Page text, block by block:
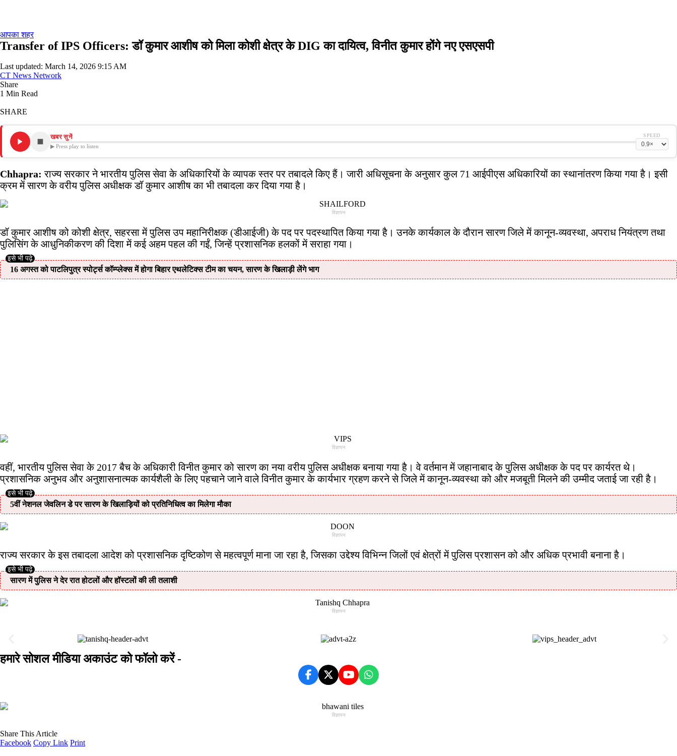
आपका शहर
Transfer of IPS Officers: डॉ कुमार आशीष को मिला कोशी क्षेत्र के DIG का दायित्व, विनीत कुमार होंगे नए एसएसपी
Last updated: March 14, 2026 9:15 AM
CT News Network
Share
1 Min Read
SHARE
खबर सुनें
▶ Press play to listen
SPEED
Chhapra:राज्य सरकार ने भारतीय पुलिस सेवा के अधिकारियों के व्यापक स्तर पर तबादले किए हैं। जारी अधिसूचना के अनुसार कुल 71 आईपीएस अधिकारियों का स्थानांतरण किया गया है। इसी
क्रम में सारण के वरीय पुलिस अधीक्षक डॉ कुमार आशीष का भी तबादला कर दिया गया है।
विज्ञापन
डॉ कुमार आशीष को कोशी क्षेत्र, सहरसा में पुलिस उप महानिरीक्षक (डीआईजी) के पद पर पदस्थापित किया गया है। उनके कार्यकाल के दौरान सारण जिले में कानून-व्यवस्था, अपराध नियंत्रण तथा
पुलिसिंग के आधुनिकीकरण की दिशा में कई अहम पहल की गईं, जिन्हें प्रशासनिक हलकों में सराहा गया।
16 अगस्त को पाटलिपुत्र स्पोर्ट्स कॉम्प्लेक्स में होगा बिहार एथलेटिक्स टीम का चयन, सारण के खिलाड़ी लेंगे भाग
विज्ञापन
वहीं, भारतीय पुलिस सेवा के 2017 बैच के अधिकारी विनीत कुमार को सारण का नया वरीय पुलिस अधीक्षक बनाया गया है। वे वर्तमान में जहानाबाद के पुलिस अधीक्षक के पद पर कार्यरत थे।
प्रशासनिक अनुभव और अनुशासनात्मक कार्यशैली के लिए पहचाने जाने वाले विनीत कुमार के कार्यभार ग्रहण करने से जिले में कानून-व्यवस्था को और मजबूती मिलने की उम्मीद जताई जा रही है।
5वीं नेशनल जेवलिन डे पर सारण के खिलाड़ियों को प्रतिनिधित्व का मिलेगा मौका
विज्ञापन
राज्य सरकार के इस तबादला आदेश को प्रशासनिक दृष्टिकोण से महत्वपूर्ण माना जा रहा है, जिसका उद्देश्य विभिन्न जिलों एवं क्षेत्रों में पुलिस प्रशासन को और अधिक प्रभावी बनाना है।
सारण में पुलिस ने देर रात होटलों और हॉस्टलों की ली तलाशी
विज्ञापन
हमारे सोशल मीडिया अकाउंट को फॉलो करें -
विज्ञापन
Share This Article
Facebook Copy Link Print